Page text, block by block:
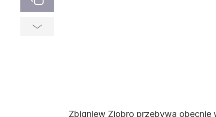
Zbigniew Ziobro przebywa obecnie